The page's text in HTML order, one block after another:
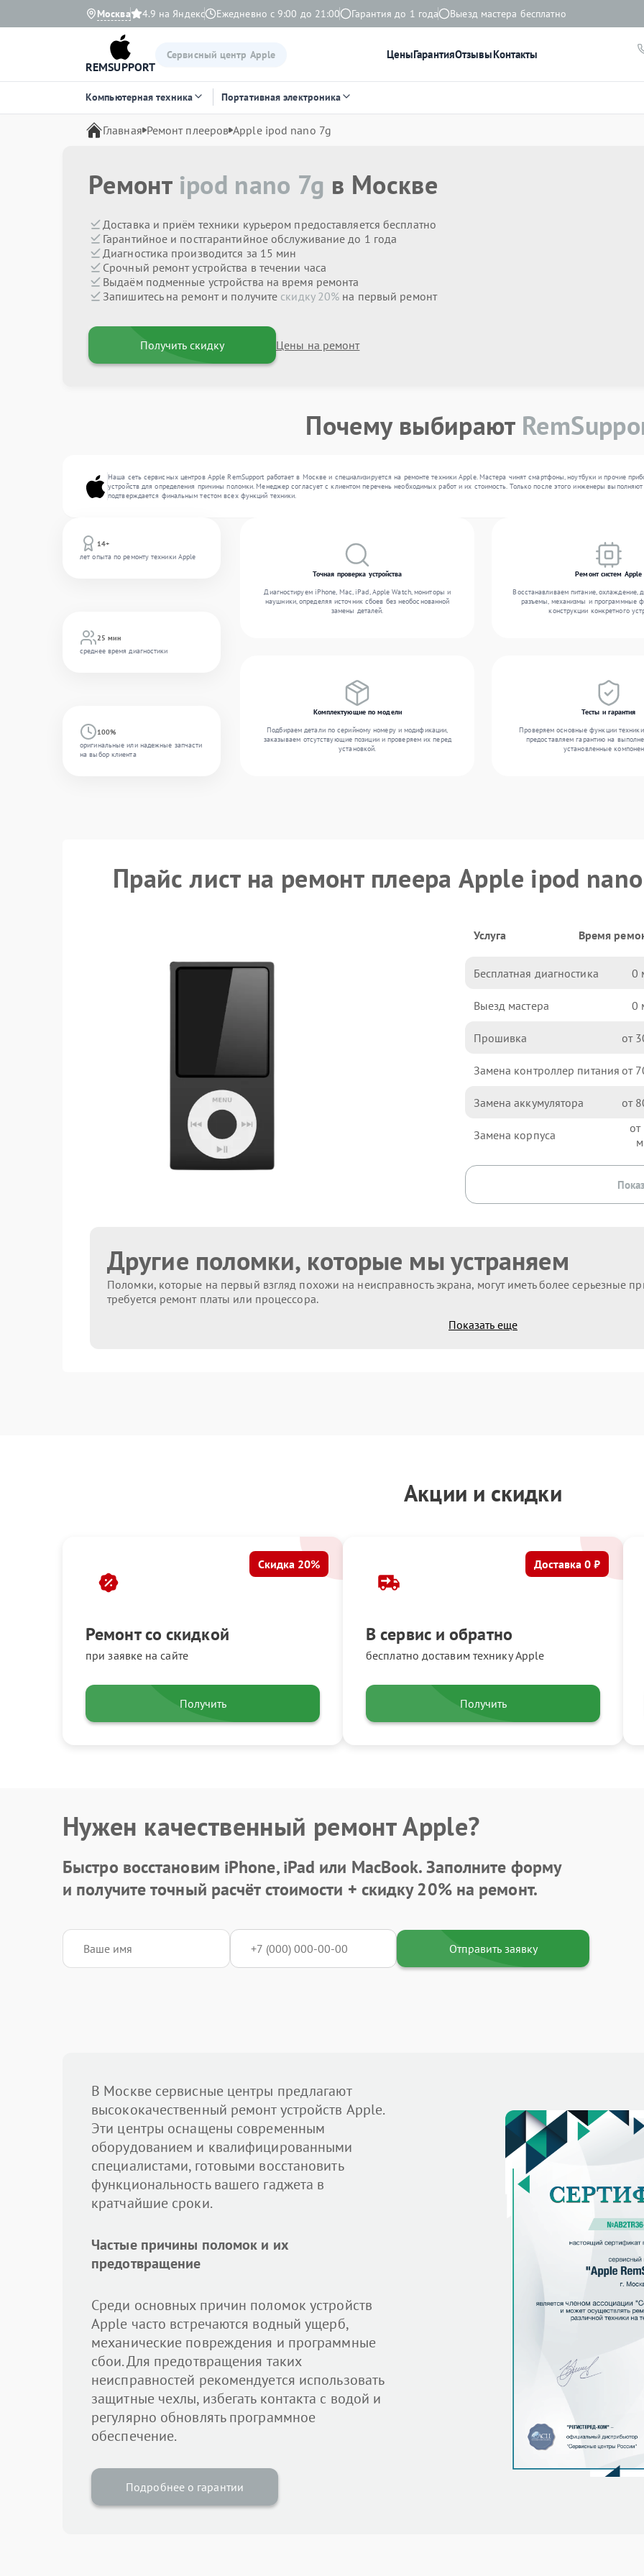
Москва 4.9 на Яндекс Ежедневно с 9:00 до 21:00 Гарантия до 1 года Выезд мастера бесплатно
REMSUPPORT
Сервисный центр Apple ЦеныГарантияОтзывыКонтакты
Компьютерная техника Портативная электроника
Главная Ремонт плееров Apple ipod nano 7g
Ремонт ipod nano 7g в Москве
Доставка и приём техники курьером предоставляется бесплатно
Гарантийное и постгарантийное обслуживание до 1 года
Диагностика производится за 15 мин
Срочный ремонт устройства в течении часа
Выдаём подменные устройства на время ремонта
Запишитесь на ремонт и получите скидку 20% на первый ремонт
Получить скидку Цены на ремонт
Почему выбирают
Наша сеть сервисных центров Apple RemSupport работает в Москве и специализируется на ремонте техники Apple. Мастера чинят смартфоны, ноутбуки и прочие
устройств для определения причины поломки. Менеджер согласует с клиентом перечень необходимых работ и их стоимость. Только после этого инженеры
подтверждается финальным тестом всех функций техники.
14+
лет опыта по ремонту техники Apple
25 мин
среднее время диагностики
100%
оригинальные или надежные запчасти
на выбор клиента
Точная проверка устройства
Диагностируем iPhone, Mac, iPad, Apple Watch, мониторы и
наушники, определяя источник сбоев без необоснованной
замены деталей.
Ремонт систем Apple
Восстанавливаем питание, охлаждение,
разъемы, механизмы и программные
конструкции конкретного
Комплектующие по модели
Подбираем детали по серийному номеру и модификации,
заказываем отсутствующие позиции и проверяем их перед
установкой.
Тесты и гарантия
Проверяем основные функции
предоставляем гарантию на
установленные
Прайс лист на ремонт плеера Apple ipod
Услуга Время
Бесплатная диагностика 0
Выезд мастера 0
Прошивка
Замена контроллер питания
Замена аккумулятора
Замена корпуса
Другие поломки, которые мы устраняем
Поломки, которые на первый взгляд похожи на неисправность экрана, могут иметь более серьезные
требуется ремонт платы или процессора.
Показать еще
Акции и скидки
Ремонт со скидкой
при заявке на сайте
Скидка 20%
Получить
В сервис и обратно
бесплатно доставим технику Apple
Доставка 0 ₽
Получить
Нужен качественный ремонт Apple?
Быстро восстановим iPhone, iPad или MacBook.Заполните форму
и получите точный расчёт стоимости + скидку 20%на ремонт.
Отправить заявку
В Москве сервисные центры предлагают
высококачественный ремонт устройств Apple.
Эти центры оснащены современным
оборудованием и квалифицированными
специалистами, готовыми восстановить
функциональность вашего гаджета в
кратчайшие сроки.
Частые причины поломок и их
предотвращение
Среди основных причин поломок устройств
Apple часто встречаются водный ущерб,
механические повреждения и программные
сбои. Для предотвращения таких
неисправностей рекомендуется использовать
защитные чехлы, избегать контакта с водой и
регулярно обновлять программное
обеспечение.
Подробнее о гарантии